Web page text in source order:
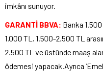
imkânı sunuyor.
GARANTİ BBVA: Banka
1.000 TL, 1.500-2.500 TL
2.500 TL ve üstünde maaş
ödemesi yapacak.Ayrıca